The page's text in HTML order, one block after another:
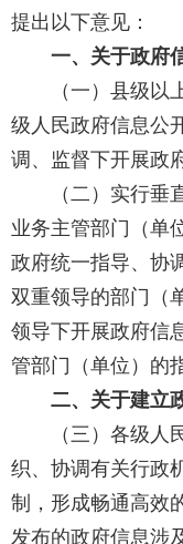
提出以下意见：
一、关于政府
（一）县级以上
级人民政府信息公
调、监督下开展政
（二）实行垂直
业务主管部门（单
政府统一指导、协
双重领导的部门（
领导下开展政府信
管部门（单位）的
二、关于建立
（三）各级人民
织、协调有关行政
制，形成畅通高效
发布的政府信息涉